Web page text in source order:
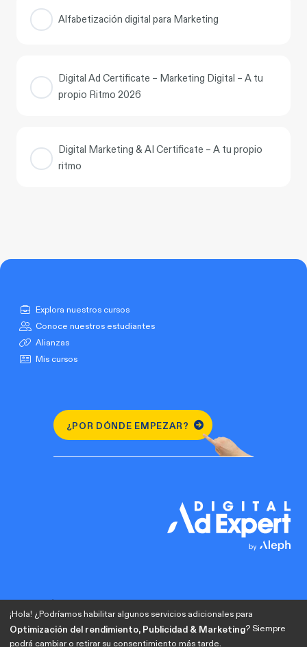
Alfabetización digital para Marketing
0% COMPLETADO 0/0 Pasos
Digital Ad Certificate – Marketing Digital – A tu
propio Ritmo 2026
0% COMPLETADO 0/0 Pasos
Digital Marketing & AI Certificate – A tu propio
ritmo
Explora nuestros cursos
Conoce nuestros estudiantes
Alianzas
Mis cursos
¿POR DÓNDE EMPEZAR?
¡Hola! ¿Podríamos habilitar algunos servicios adicionales para
Optimización del rendimiento, Publicidad & Marketing? Siempre
podrá cambiar o retirar su consentimiento más tarde.